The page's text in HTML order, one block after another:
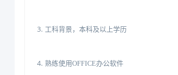
3.工科背景，本科及以上学历
4. 熟练使用OFFICE办公软件